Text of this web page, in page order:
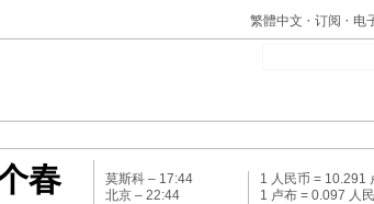
繁體中文 订阅 电
春
莫斯科 – 17:44
北京 – 22:44
1 人民币 = 10.291
1 卢布 = 0.097 人